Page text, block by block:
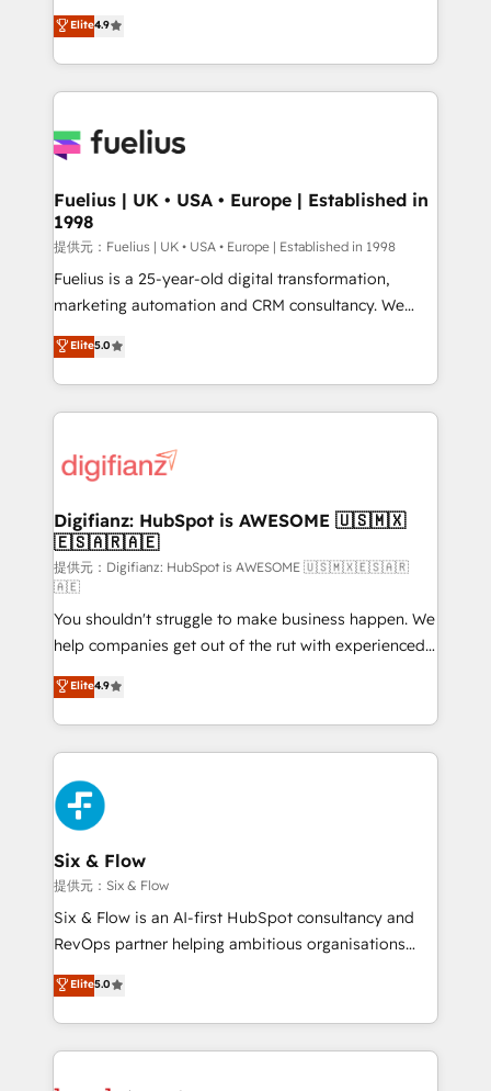
Ready for the next step? Click the 👈 '𝗖𝗼𝗻𝘁𝗮𝗰𝘁
𝗯𝘂𝘀𝗶𝗻𝗲𝘀𝘀' button to get in touch (𝘸𝘦'𝘳𝘦 𝘴𝘶𝘱𝘦𝘳
𝘳𝘦𝘴𝘱𝘰𝘯𝘴𝘪𝘷𝘦)
HubSpot experts ready to help you. We can
implement the platform into complex business
environments, optimise what you've got and make
sure you can actually use it, build your website in
for you and execute it on HubSpot. We are on the
framework, meaning we've been accredited by
HubSpot and vetted by the CCS, which means we
can support public sector companies as well the
other ones listed in our profile. Our services: -
HubSpot implementation - HubSpot CMS website
is there for you to: - Grow revenue, and run your
business more efficiently - Build stronger
more people - Get the most out of your HubSpot
investment
Elite4.9
Fuelius | UK • USA • Europe | Established in
1998
提供元：Fuelius | UK • USA • Europe | Established in 1998
Fuelius is a 25-year-old digital transformation,
marketing automation and CRM consultancy. We
enable mid-market and enterprise clients to
maximise their return from digital and fuel their
growth. We modernise platforms, streamline
operations that are causing inefficiencies, improve
supercharge revenue operations Key services: • CRM
Transformation / Web Development • RevOps &
Sales Consulting • Marketing Automation What
makes us different? 🚀 Top 0.5% of global HubSpot
agencies ⚙️ The strongest technical ability and
integration capabilities 💼 Consultative, long-term
partners who will embed ourselves into your
business, processes and systems 🏢 We specialise in
working with mid-market and enterprise
organisations, global organisations and those with
complex use cases 🏆 CRM Implementation,
Platform Enablement, Custom Integration and
Onboarding Accredited 🔐 ISO27001 & ISO9001
Certified
Elite5.0
Digifianz: HubSpot is AWESOME 🇺🇸🇲🇽
🇪🇸🇦🇷🇦🇪
提供元：Digifianz: HubSpot is AWESOME 🇺🇸🇲🇽🇪🇸🇦🇷
🇦🇪
You shouldn't struggle to make business happen. We
help companies get out of the rut with experienced,
process-oriented teams implementing HubSpot
Marketing, Sales, Service, CMS and Operations Hub,
so selling and actually engaging with your customers
feels easy and pain-free. We are a top ranked
HubSpot Elite Partner, winner of Rookie of the Year
and Customer First Awards, 4.9/5 rating in HubSpot
Reviews and 4.9/5 rating in Clutch Reviews. Digifianz
helps the following industries: logistics & 3PL, home
improvement & construction, branding and
commercialization, real estate, health, education,
SaaS, Software Dev & IT and consulting, make the
the United States, EU, UAE, Mexico and Latin
America. From casual user to super fan: make
Elite4.9
Six & Flow
提供元：Six & Flow
Six & Flow is an AI-first HubSpot consultancy and
RevOps partner helping ambitious organisations
grow with clarity, confidence, and intelligence.
Operating across the UK, Netherlands, Ireland, and
Canada, we’ve delivered thousands of successful
HubSpot projects for mid-market and enterprise
Elite5.0